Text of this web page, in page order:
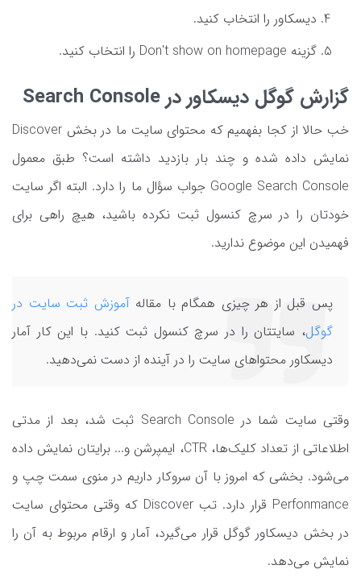
دیسکاور را انتخاب کنید.
گزینه Don't show on homepage را انتخاب کنید.
گزارش گوگل دیسکاور در Search Console
خب حالا از کجا بفهمیم که محتوای سایت ما در بخش Discover
نمایش داده شده و چند بار بازدید داشته است؟ طبق معمول
Google Search Console جواب سؤال ما را دارد. البته اگر سایت
خودتان را در سرچ کنسول ثبت نکرده باشید، هیچ راهی برای
فهمیدن این موضوع ندارید.
پس قبل از هر چیزی همگام با مقالهآموزش ثبت سایت در
گوگل، سایتتان را در سرچ کنسول ثبت کنید. با این کار آمار
دیسکاور محتواهای سایت را در آینده از دست نمی‌دهید.
وقتی سایت شما در Search Console ثبت شد، بعد از مدتی
اطلاعاتی از تعداد کلیک‌ها، CTR، ایمپرشن و... برایتان نمایش داده
می‌شود. بخشی که امروز با آن سروکار داریم در منوی سمت چپ و
Perfonmance قرار دارد. تب Discover که وقتی محتوای سایت
در بخش دیسکاور گوگل قرار می‌گیرد، آمار و ارقام مربوط به آن را
نمایش می‌دهد.